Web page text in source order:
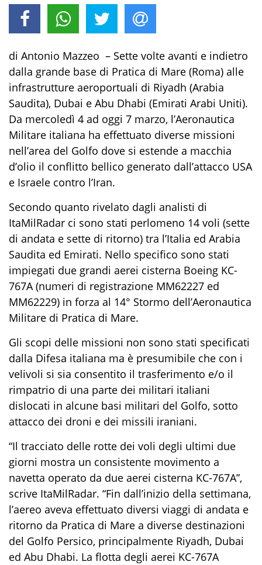
di Antonio Mazzeo – Sette volte avanti e indietro
dalla grande base di Pratica di Mare (Roma) alle
infrastrutture aeroportuali di Riyadh (Arabia
Saudita), Dubai e Abu Dhabi (Emirati Arabi Uniti).
Da mercoledì 4 ad oggi 7 marzo, l’Aeronautica
Militare italiana ha effettuato diverse missioni
nell’area del Golfo dove si estende a macchia
d’olio il conflitto bellico generato dall’attacco USA
e Israele contro l’Iran.
Secondo quanto rivelato dagli analisti di
ItaMilRadar ci sono stati perlomeno 14 voli (sette
di andata e sette di ritorno) tra l’Italia ed Arabia
Saudita ed Emirati. Nello specifico sono stati
impiegati due grandi aerei cisterna Boeing KC-
767A (numeri di registrazione MM62227 ed
MM62229) in forza al 14° Stormo dell’Aeronautica
Militare di Pratica di Mare.
Gli scopi delle missioni non sono stati specificati
dalla Difesa italiana ma è presumibile che con i
velivoli si sia consentito il trasferimento e/o il
rimpatrio di una parte dei militari italiani
dislocati in alcune basi militari del Golfo, sotto
attacco dei droni e dei missili iraniani.
“Il tracciato delle rotte dei voli degli ultimi due
giorni mostra un consistente movimento a
navetta operato da due aerei cisterna KC-767A”,
scrive ItaMilRadar. “Fin dall’inizio della settimana,
l’aereo aveva effettuato diversi viaggi di andata e
ritorno da Pratica di Mare a diverse destinazioni
del Golfo Persico, principalmente Riyadh, Dubai
ed Abu Dhabi. La flotta degli aerei KC-767A